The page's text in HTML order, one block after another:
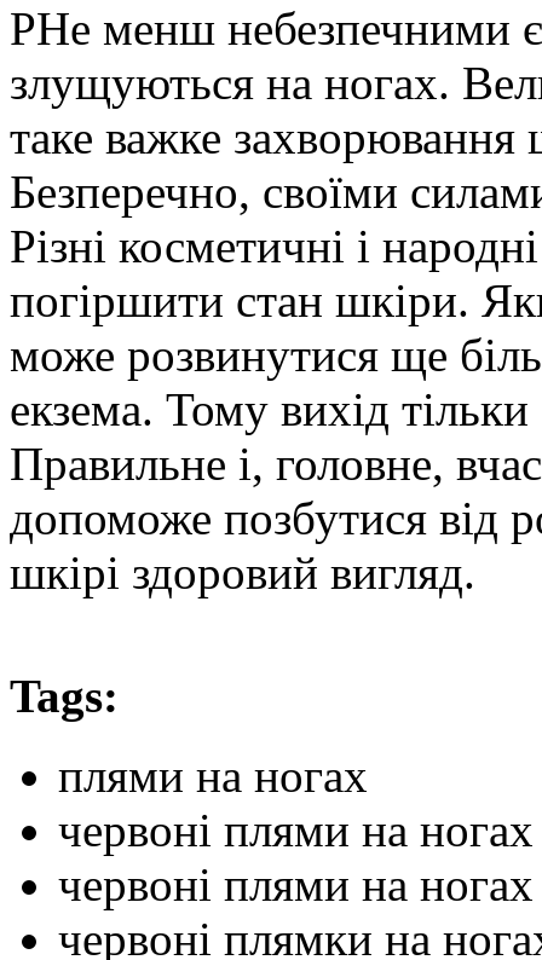
PНе менш небезпечними
злущуються на ногах.
таке важке
Безперечно, своїми
Різні косметичні і
погіршити стан шкіри.
може розвинутися ще
екзема. Тому вихід
Правильне і, головне,
допоможе позбутися від
шкірі здоровий вигляд.
Tags:
плями на ногах
червоні плями на ногах
червоні плями на ногах
червоні плямки на